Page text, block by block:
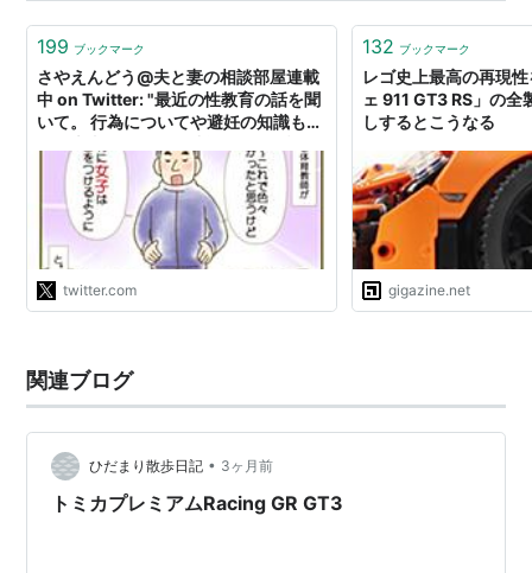
BMW M6 GT3
アウディ R8 LMS
ポルシェ911 GT3 R
そのためGT-Rやウラカンといった市販で4WDの車種
においては後輪駆動に改造されている
199 ブックマーク
さやえんどう@夫と妻の相談部屋連載
中 on Twitter: "最近の性教育の話を聞
いて。 行為についてや避妊の知識もと
す。 https://t.co/gT3FPPQUSn"
twitter.com
132 ブックマーク
レゴ史上最高の再現
ェ 911 GT3 RS」の全
しするとこうなる
gigazine.net
関連ブログ
ひだまり散歩日記 • 3ヶ月前
トミカプレミアムRacing GR GT3